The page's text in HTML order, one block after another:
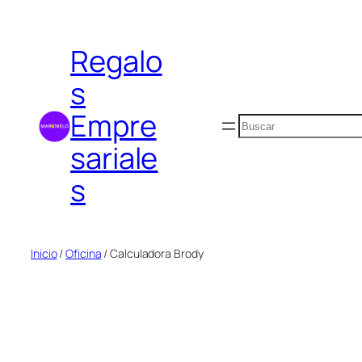
contenidoRegalo
s
Empre
sariale
s
Buscar
Inicio/Oficina / Calculadora Brody